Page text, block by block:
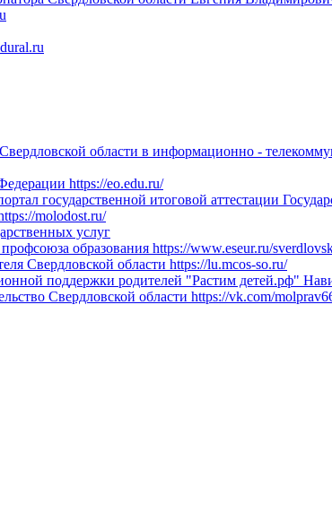
области в информационно -
https://eo.edu.ru/
государственной итоговой аттестации
molodost.ru/
услуг
образования https://www.eseur.ru/
Свердловской области https://lu.mcos-so.ru/
поддержки родителей "Растим детей.рф"
Свердловской области https://vk.com/